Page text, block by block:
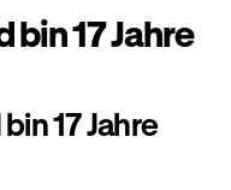
bin 17 Jahre
17 Jahre